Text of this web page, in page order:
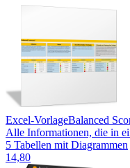
Excel-VorlageBalanced
Alle Informationen, die in
5 Tabellen mit Diagrammen
14,80